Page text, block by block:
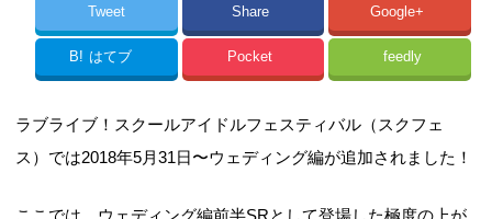
Tweet Share Google+
B! はてブ Pocket feedly
ラブライブ！スクールアイドルフェスティバル（スクフェ
ス）では2018年5月31日〜ウェディング編が追加されました！
ここでは、ウェディング編前半SRとして登場した極度の上が